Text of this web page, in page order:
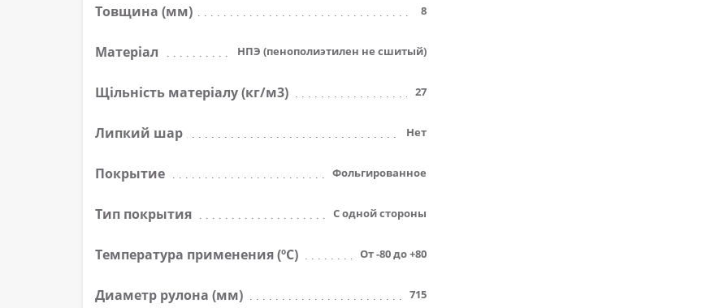
Товщина (мм) 8
Матеріал НПЭ (пенополиэтилен не сшитый)
Щільність матеріалу (кг/м3) 27
Липкий шар Нет
Покрытие Фольгированное
Тип покрытия С одной стороны
Температура применения (ºС) От -80 до +80
Диаметр рулона (мм) 715